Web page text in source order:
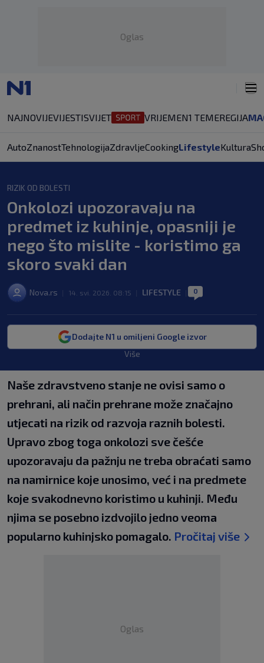
Oglas
NAJNOVIJEVIJESTISVIJET VRIJEMEN1 TEMEREGIJA
AutoZnanostTehnologijaZdravljeCookingLifestyleKultura
RIZIK OD BOLESTI
Onkolozi upozoravaju na
predmet iz kuhinje, opasniji je
nego što mislite - koristimo ga
skoro svaki dan
Nova.rs 14. svi. 2026. 08:15 LIFESTYLE 0
Dodajte N1 u omiljeni Google izvor
Više
Naše zdravstveno stanje ne ovisi samo o
prehrani, ali način prehrane može značajno
utjecati na rizik od razvoja raznih bolesti.
Upravo zbog toga onkolozi sve češće
upozoravaju da pažnju ne treba obraćati samo
na namirnice koje unosimo, već i na predmete
koje svakodnevno koristimo u kuhinji. Među
njima se posebno izdvojilo jedno veoma
popularno kuhinjsko pomagalo. Pročitaj više
Oglas